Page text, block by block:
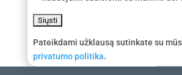
Pateikdami užklausą sutinkate su
privatumo politika.